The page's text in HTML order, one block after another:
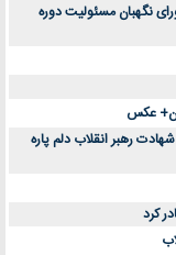
نگهبان مسئولیت دوره
عکس
رهبر انقلاب دلم پاره
کرد